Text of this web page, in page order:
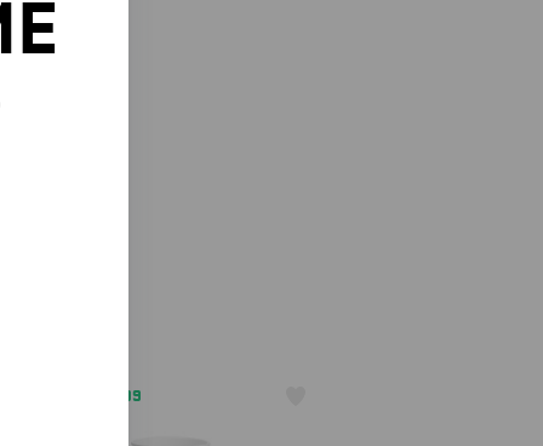
АРТ. 1200109